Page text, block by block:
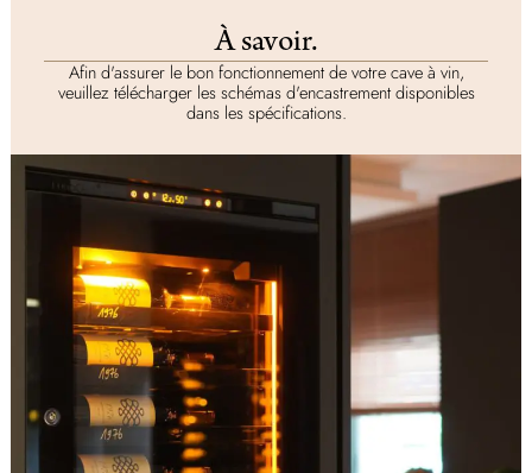
À savoir.
Afin d'assurer le bon fonctionnement de votre cave à vin,
veuillez télécharger les schémas d'encastrement disponibles
dans les spécifications.